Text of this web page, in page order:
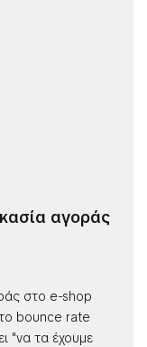
αγοράς
στο e-shop
bounce rate
"να τα έχουμε